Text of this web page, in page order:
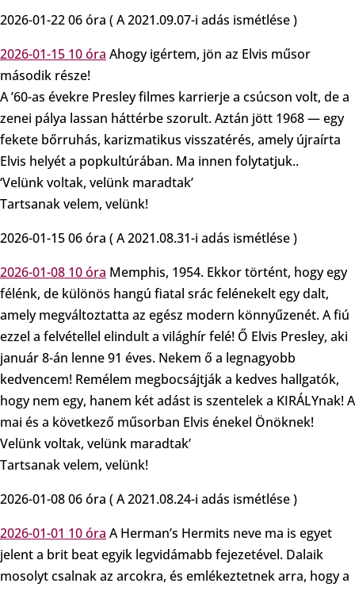
2026-01-22 06 óra ( A 2021.09.07-i adás ismétlése )
2026-01-15 10 óra Ahogy igértem, jön az Elvis műsor
második része!
A ’60-as évekre Presley filmes karrierje a csúcson volt, de a
zenei pálya lassan háttérbe szorult. Aztán jött 1968 — egy
fekete bőrruhás, karizmatikus visszatérés, amely újraírta
Elvis helyét a popkultúrában. Ma innen folytatjuk..
‘Velünk voltak, velünk maradtak’
Tartsanak velem, velünk!
2026-01-15 06 óra ( A 2021.08.31-i adás ismétlése )
2026-01-08 10 óra Memphis, 1954. Ekkor történt, hogy egy
félénk, de különös hangú fiatal srác felénekelt egy dalt,
amely megváltoztatta az egész modern könnyűzenét. A fiú
ezzel a felvétellel elindult a világhír felé! Ő Elvis Presley, aki
január 8-án lenne 91 éves. Nekem ő a legnagyobb
kedvencem! Remélem megbocsájtják a kedves hallgatók,
hogy nem egy, hanem két adást is szentelek a KIRÁLYnak! A
mai és a következő műsorban Elvis énekel Önöknek!
Velünk voltak, velünk maradtak’
Tartsanak velem, velünk!
2026-01-08 06 óra ( A 2021.08.24-i adás ismétlése )
2026-01-01 10 óra A Herman’s Hermits neve ma is egyet
jelent a brit beat egyik legvidámabb fejezetével. Dalaik
mosolyt csalnak az arcokra, és emlékeztetnek arra, hogy a